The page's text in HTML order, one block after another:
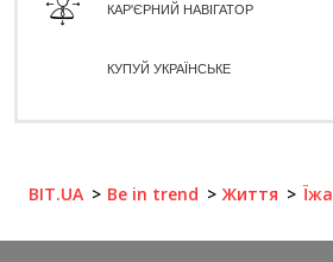
КАР'ЄРНИЙ НАВІГАТОР
КУПУЙ УКРАЇНСЬКЕ
BIT.UA Be in trend Життя Їжа